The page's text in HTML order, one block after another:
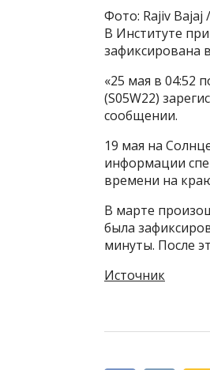
Фото: Rajiv Bajaj
В Институте
зафиксирована
«25 мая в 04:52
(S05W22)
сообщении.
19 мая на
информации
времени на
В марте
была
минуты. После
Источник